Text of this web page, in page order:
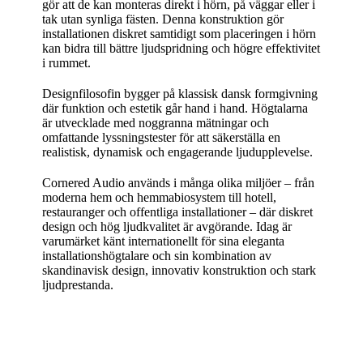
gör att de kan monteras direkt i hörn, på väggar eller i
tak utan synliga fästen. Denna konstruktion gör
installationen diskret samtidigt som placeringen i hörn
kan bidra till bättre ljudspridning och högre effektivitet
i rummet.
Designfilosofin bygger på klassisk dansk formgivning
där funktion och estetik går hand i hand. Högtalarna
är utvecklade med noggranna mätningar och
omfattande lyssningstester för att säkerställa en
realistisk, dynamisk och engagerande ljudupplevelse.
Cornered Audio används i många olika miljöer – från
moderna hem och hemmabiosystem till hotell,
restauranger och offentliga installationer – där diskret
design och hög ljudkvalitet är avgörande. Idag är
varumärket känt internationellt för sina eleganta
installationshögtalare och sin kombination av
skandinavisk design, innovativ konstruktion och stark
ljudprestanda.